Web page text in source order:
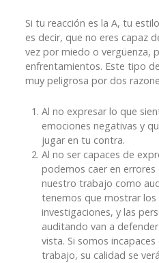
Si tu reacción es la A, tu
es decir, que no eres capaz
vez por miedo o vergüenza,
enfrentamientos. Este tipo
muy peligrosa por dos
Al no expresar lo que
emociones negativas y
jugar en tu contra.
Al no ser capaces de
podemos caer en
nuestro trabajo como
tenemos que mostrar los
investigaciones, y las
auditando van a
vista. Si somos
trabajo, su calidad se